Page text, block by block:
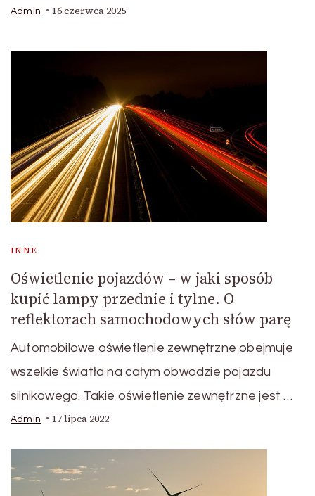
Admin 16 czerwca 2025
INNE
Oświetlenie pojazdów – w jaki sposób
kupić lampy przednie i tylne. O
reflektorach samochodowych słów parę
Automobilowe oświetlenie zewnętrzne obejmuje
wszelkie światła na całym obwodzie pojazdu
silnikowego. Takie oświetlenie zewnętrzne jest …
Admin 17 lipca 2022